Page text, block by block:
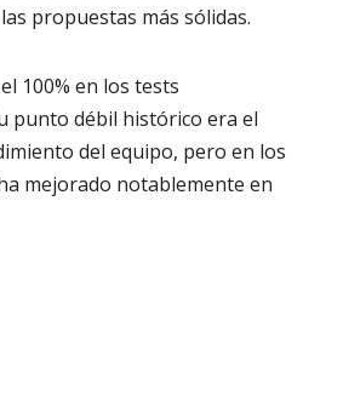
propuestas más sólidas.
100% en los tests
punto débil histórico era el
del equipo, pero en los
mejorado notablemente en